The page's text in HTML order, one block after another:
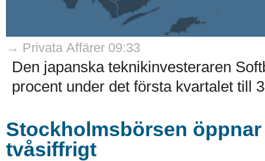
→ Privata Affärer 09:33
Den japanska teknikinvesteraren
procent under det första kvartalet till
Stockholmsbörsen
tvåsiffrigt